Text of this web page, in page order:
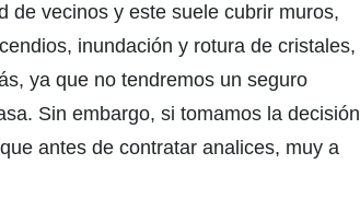
de vecinos y este suele cubrir muros,
inundación y rotura de cristales,
ya que no tendremos un seguro
Sin embargo, si tomamos la decisión
antes de contratar analices, muy a